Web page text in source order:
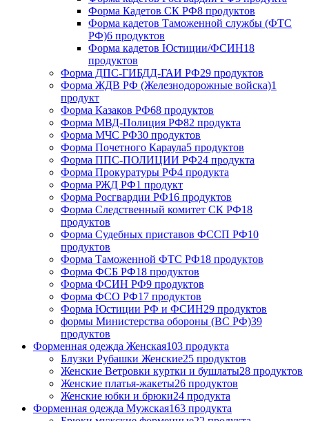
Форма Кадетов СК РФ8 продуктов
Форма кадетов Таможенной службы (ФТС
РФ)6 продуктов
Форма кадетов Юстиции/ФСИН18
продуктов
Форма ДПС-ГИБДД-ГАИ РФ29 продуктов
Форма ЖДВ РФ (Железнодорожные войска)1
продукт
Форма Казаков РФ68 продуктов
Форма МВД-Полиция РФ82 продукта
Форма МЧС РФ30 продуктов
Форма Почетного Караула5 продуктов
Форма ППС-ПОЛИЦИИ РФ24 продукта
Форма Прокуратуры РФ4 продукта
Форма РЖД РФ1 продукт
Форма Росгвардии РФ16 продуктов
Форма Следственный комитет СК РФ18
продуктов
Форма Судебных приставов ФССП РФ10
продуктов
Форма Таможенной ФТС РФ18 продуктов
Форма ФСБ РФ18 продуктов
Форма ФСИН РФ9 продуктов
Форма ФСО РФ17 продуктов
Форма Юстиции РФ и ФСИН29 продуктов
формы Министерства обороны (ВС РФ)39
продуктов
Форменная одежда Женская103 продукта
Блузки Рубашки Женские25 продуктов
Женские Ветровки куртки и бушлаты28 продуктов
Женские платья-жакеты26 продуктов
Женские юбки и брюки24 продукта
Форменная одежда Мужская163 продукта